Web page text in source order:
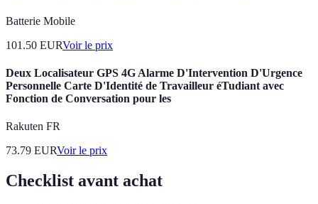
Batterie Mobile
101.50 EURVoir le prix
Deux Localisateur GPS 4G Alarme D'Intervention D'Urgence
Personnelle Carte D'Identité de Travailleur éTudiant avec
Fonction de Conversation pour les
Rakuten FR
73.79 EURVoir le prix
Checklist avant achat